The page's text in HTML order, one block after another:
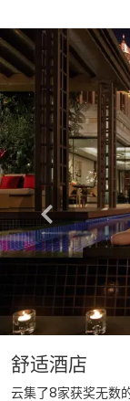
Learn more
舒适酒店
云集了8家获奖无数